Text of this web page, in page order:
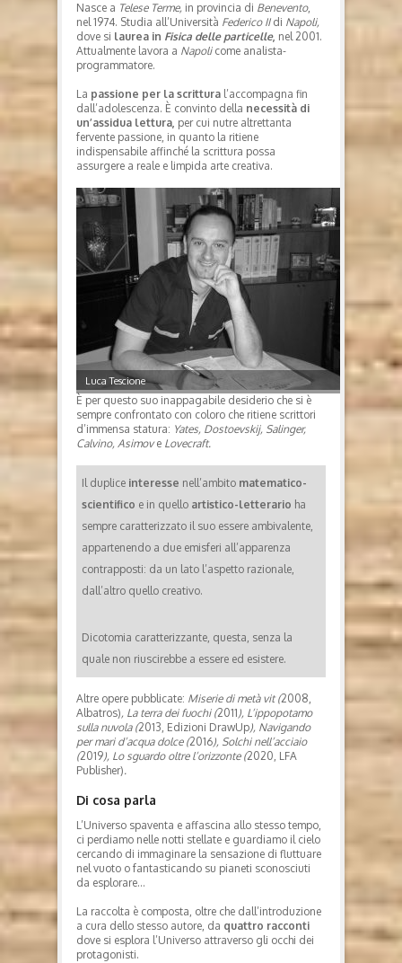
Nasce a Telese Terme, in provincia di Benevento,
nel 1974. Studia all’Università Federico IIdi Napoli,
dove si laurea in Fisica delle particelle, nel 2001.
Attualmente lavora a Napolicome analista-
programmatore.
La passione per la scrittura l’accompagna fin
dall’adolescenza. È convinto della necessità di
un’assidua lettura, per cui nutre altrettanta
fervente passione, in quanto la ritiene
indispensabile affinché la scrittura possa
assurgere a reale e limpida arte creativa.
Luca Tescione
È per questo suo inappagabile desiderio che si è
sempre confrontato con coloro che ritiene scrittori
d’immensa statura: Yates, Dostoevskij, Salinger,
Calvino, Asimove Lovecraft.
Il duplice interesse nell’ambito matematico-
scientifico e in quello artistico-letterario ha
sempre caratterizzato il suo essere ambivalente,
appartenendo a due emisferi all’apparenza
contrapposti: da un lato l’aspetto razionale,
dall’altro quello creativo.
Dicotomia caratterizzante, questa, senza la
quale non riuscirebbe a essere ed esistere.
Altre opere pubblicate: Miserie di metà vit (2008,
Albatros), La terra dei fuochi (2011), L’ippopotamo
sulla nuvola (2013, Edizioni DrawUp), Navigando
per mari d’acqua dolce (2016), Solchi nell’acciaio
(2019), Lo sguardo oltre l’orizzonte (2020, LFA
Publisher).
Di cosa parla
L’Universo spaventa e affascina allo stesso tempo,
ci perdiamo nelle notti stellate e guardiamo il cielo
cercando di immaginare la sensazione di fluttuare
nel vuoto o fantasticando su pianeti sconosciuti
da esplorare…
La raccolta è composta, oltre che dall’introduzione
a cura dello stesso autore, da quattro racconti
dove si esplora l’Universo attraverso gli occhi dei
protagonisti.